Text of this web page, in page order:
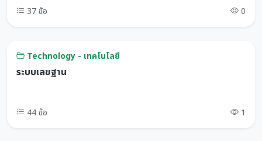
37 ข้อ 0
Technology - เทคโนโลยี
ระบบเลขฐาน
44 ข้อ 1